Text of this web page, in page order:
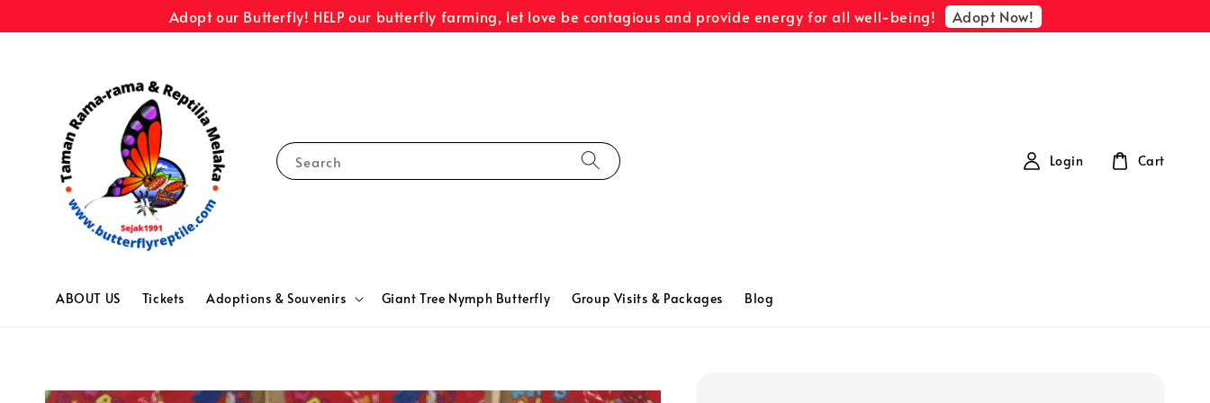
Adopt our Butterfly! HELP our butterfly farming, let love be contagious and provide energy for all well-being! Adopt Now!
Search
ABOUT US Tickets Adoptions & Souvenirs Giant Tree Nymph Butterfly Group Visits & Packages Blog
Login Cart